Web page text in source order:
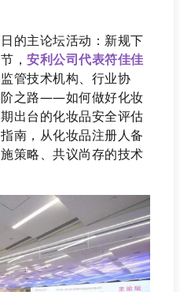
的主论坛活动：新规下
，安利公司代表符佳佳
管技术机构、行业协
阶之路——如何做好化妆
出台的化妆品安全评估
南，从化妆品注册人备
策略、共议尚存的技术